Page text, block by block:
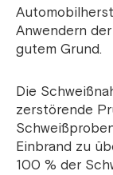
Anwendern
gutem Grund.
Die
zerstörende
Einbrand zu
100 % der